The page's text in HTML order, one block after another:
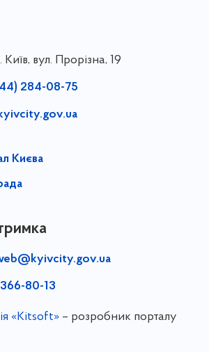
Київ, вул. Прорізна, 19
284-08-75
Києва
80-13
«Kitsoft»– розробник порталу